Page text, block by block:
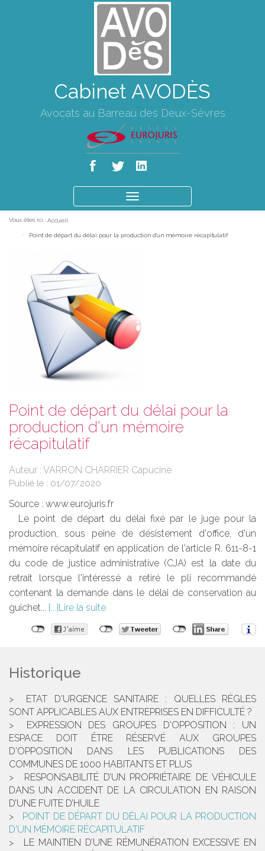
Cabinet AVODÈS
Avocats au Barreau des Deux-Sèvres
le
Vous êtes ici : Accueil
Point de départ du délai pour la production d'un mémoire récapitulatif
Point de départ du délai pour la
production d'un mémoire
récapitulatif
Auteur : VARRON CHARRIER Capucine
Publié le : 01/07/2020
Source : www.eurojuris.fr
Le point de départ du délai fixé par le juge pour la
production, sous peine de désistement d'office, d'un
mémoire récapitulatif en application de l'article R. 611-8-1
du code de justice administrative (CJA) est la date du
retrait lorsque l'intéressé a retiré le pli recommandé
contenant la demande dans le délai de conservation au
guichet...
Lire la suite
Historique
ETAT D'URGENCE SANITAIRE : QUELLES RÈGLES
SONT APPLICABLES AUX ENTREPRISES EN DIFFICULTÉ ?
EXPRESSION DES GROUPES D'OPPOSITION : UN
ESPACE DOIT ÊTRE RÉSERVÉ AUX GROUPES
D'OPPOSITION DANS LES PUBLICATIONS DES
COMMUNES DE 1000 HABITANTS ET PLUS
RESPONSABILITÉ D’UN PROPRIÉTAIRE DE VÉHICULE
DANS UN ACCIDENT DE LA CIRCULATION EN RAISON
D’UNE FUITE D’HUILE
POINT DE DÉPART DU DÉLAI POUR LA PRODUCTION
D'UN MÉMOIRE RÉCAPITULATIF
LE MAINTIEN D’UNE RÉMUNÉRATION EXCESSIVE EN